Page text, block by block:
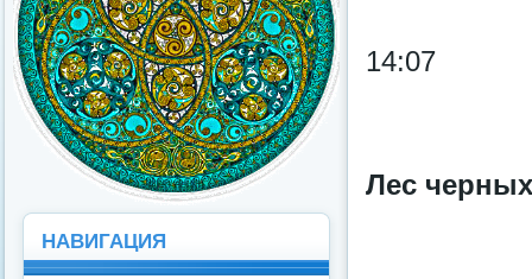
14:07
Лес
НАВИГАЦИЯ